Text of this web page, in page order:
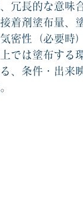
冗長的な意味
着剤塗布量、
密性（必要
では塗布する
、条件・出来